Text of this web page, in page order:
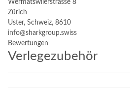
Wermatswilerstrasse 8
Zürich
Uster, Schweiz, 8610
info@sharkgroup.swiss
Bewertungen
Verlegezubehör